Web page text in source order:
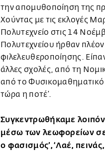
την απομυθοποίηση της
Χούντας με τις εκλογές
Πολυτεχνείο στις 14
Πολυτεχνείου ήρθαν
φιλελευθεροποίησης.
άλλες σχολές, από τη
από το
τώρα η ποτέ’.
Συγκεντρωθήκαμε
μέσω των λεωφορείων
ο φασισμός’, ‘Λαέ,